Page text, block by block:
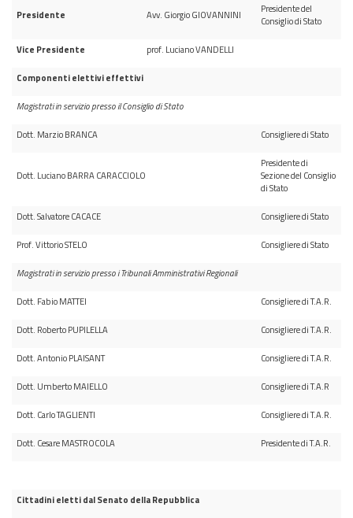
Presidente Avv. Giorgio GIOVANNINI
Presidente del
Consiglio di Stato
Vice Presidente prof. Luciano VANDELLI
Componenti elettivi effettivi
Magistrati in servizio presso il Consiglio di Stato
Dott. Marzio BRANCA Consigliere di Stato
Dott. Luciano BARRA CARACCIOLO
Presidente di
Sezione del Consiglio
di Stato
Dott. Salvatore CACACE Consigliere di Stato
Prof. Vittorio STELO Consigliere di Stato
Magistrati in servizio presso i Tribunali Amministrativi Regionali
Dott. Fabio MATTEI Consigliere di T.A.R.
Dott. Roberto PUPILELLA Consigliere di T.A.R.
Dott. Antonio PLAISANT Consigliere di T.A.R.
Dott. Umberto MAIELLO Consigliere di T.A.R
Dott. Carlo TAGLIENTI Consigliere di T.A.R.
Dott. Cesare MASTROCOLA Presidente di T.A.R.
Cittadini eletti dal Senato della Repubblica